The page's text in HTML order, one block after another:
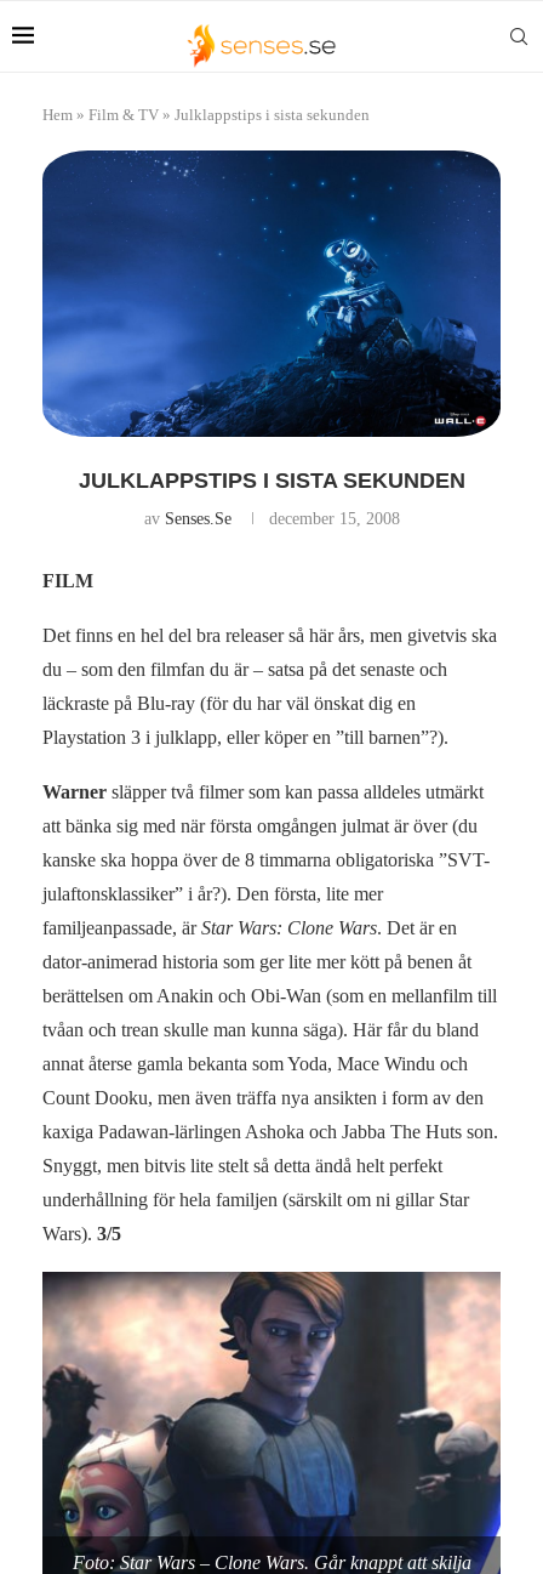
Hem » Film & TV » Julklappstips i sista sekunden
JULKLAPPSTIPS I SISTA SEKUNDEN
av Senses.se december 15, 2008
FILM
Det finns en hel del bra releaser så här års, men givetvis ska
du – som den filmfan du är – satsa på det senaste och
läckraste på Blu-ray (för du har väl önskat dig en
Playstation 3 i julklapp, eller köper en ”till barnen”?).
Warner släpper två filmer som kan passa alldeles utmärkt
att bänka sig med när första omgången julmat är över (du
kanske ska hoppa över de 8 timmarna obligatoriska ”SVT-
julaftonsklassiker” i år?). Den första, lite mer
familjeanpassade, ärStar Wars: Clone Wars. Det är en
dator-animerad historia som ger lite mer kött på benen åt
berättelsen om Anakin och Obi-Wan (som en mellanfilm till
tvåan och trean skulle man kunna säga). Här får du bland
annat återse gamla bekanta som Yoda, Mace Windu och
Count Dooku, men även träffa nya ansikten i form av den
kaxiga Padawan-lärlingen Ashoka och Jabba The Huts son.
Snyggt, men bitvis lite stelt så detta ändå helt perfekt
underhållning för hela familjen (särskilt om ni gillar Star
Wars). 3/5
Foto: Star Wars – Clone Wars. Går knappt att skilja